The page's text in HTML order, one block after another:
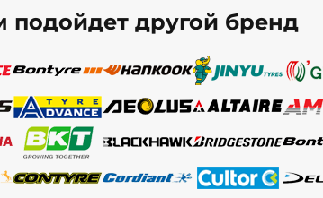
другой бренд